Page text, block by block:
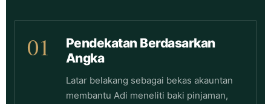
01
Pendekatan Berdasarkan
Angka
Latar belakang sebagai bekas akauntan
membantu Adi meneliti baki pinjaman,